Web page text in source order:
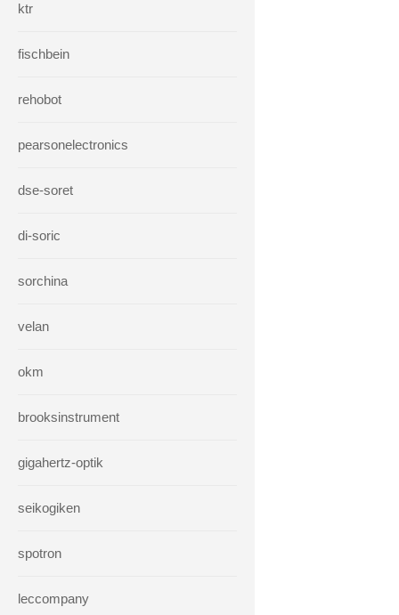
ktr
fischbein
rehobot
pearsonelectronics
dse-soret
di-soric
sorchina
velan
okm
brooksinstrument
gigahertz-optik
seikogiken
spotron
leccompany